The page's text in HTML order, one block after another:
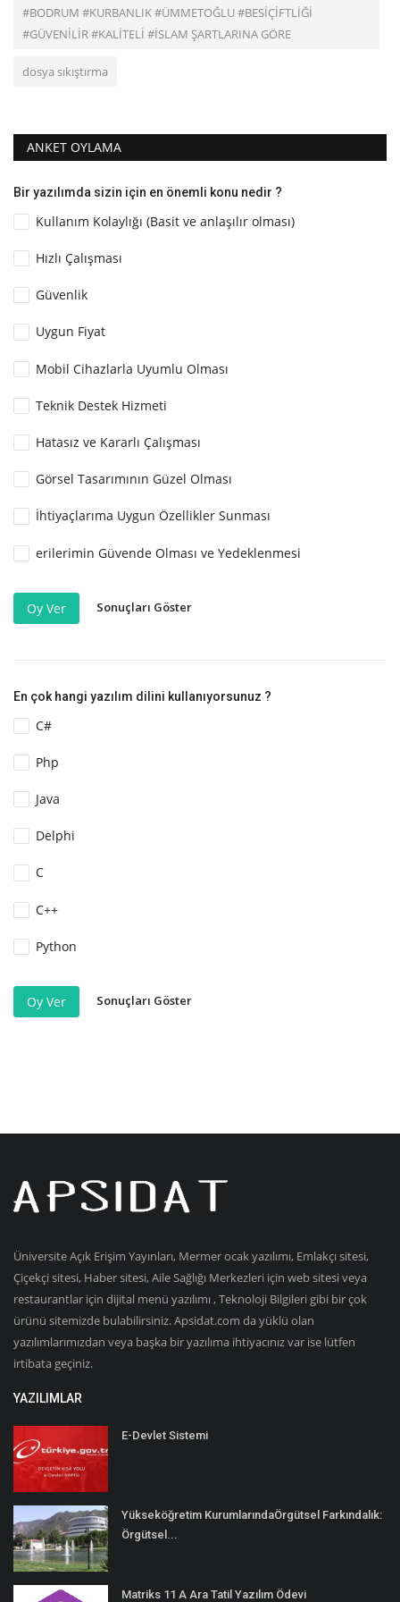
#BODRUM #KURBANLIK #ÜMMETOĞLU #BESİÇİFTLİĞİ
#GÜVENİLİR #KALİTELİ #İSLAM ŞARTLARINA GÖRE
dosya sıkıştırma
ANKET OYLAMA
Bir yazılımda sizin için en önemli konu nedir ?
Kullanım Kolaylığı (Basit ve anlaşılır olması)
Hızlı Çalışması
Güvenlik
Uygun Fiyat
Mobil Cihazlarla Uyumlu Olması
Teknik Destek Hizmeti
Hatasız ve Kararlı Çalışması
Görsel Tasarımının Güzel Olması
İhtiyaçlarıma Uygun Özellikler Sunması
erilerimin Güvende Olması ve Yedeklenmesi
Oy Ver Sonuçları Göster
En çok hangi yazılım dilini kullanıyorsunuz ?
C#
Php
Java
Delphi
C
C++
Python
Oy Ver Sonuçları Göster
Üniversite Açık Erişim Yayınları, Mermer ocak yazılımı, Emlakçı sitesi,
Çiçekçi sitesi, Haber sitesi, Aile Sağlığı Merkezleri için web sitesi veya
restaurantlar için dijital menü yazılımı , Teknoloji Bilgileri gibi bir çok
ürünü sitemizde bulabilirsiniz. Apsidat.com da yüklü olan
yazılımlarımızdan veya başka bir yazılıma ihtiyacınız var ise lütfen
irtibata geçiniz.
YAZILIMLAR
E-Devlet Sistemi
Yükseköğretim KurumlarındaÖrgütsel Farkındalık:
Örgütsel...
Matriks 11 A Ara Tatil Yazılım Ödevi